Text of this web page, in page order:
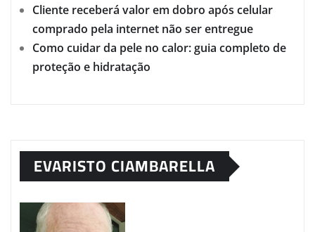
Cliente receberá valor em dobro após celular
comprado pela internet não ser entregue
Como cuidar da pele no calor: guia completo de
proteção e hidratação
EVARISTO CIAMBARELLA